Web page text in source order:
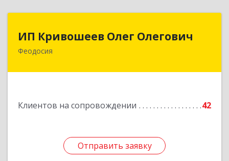
ИП Кривошеев Олег Олегович
Феодосия
Клиентов на сопровождении 42
Отправить заявку
Отправить заявку